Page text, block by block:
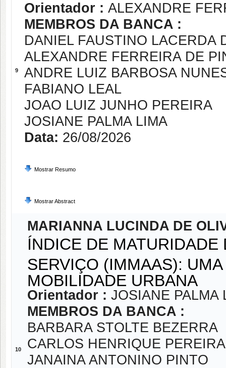
9
Orientador : ALEXANDRE
MEMBROS DA BANCA :
DANIEL FAUSTINO LACERDA
ALEXANDRE FERREIRA DE
ANDRE LUIZ BARBOSA
FABIANO LEAL
JOAO LUIZ JUNHO PEREIRA
JOSIANE PALMA LIMA
Data: 26/08/2026
Mostrar Resumo
Mostrar Abstract
10
MARIANNA LUCINDA DE
ÍNDICE DE
SERVIÇO (IMMAAS):
MOBILIDADE URBANA
Orientador : JOSIANE PALMA
MEMBROS DA BANCA :
BARBARA STOLTE BEZERRA
CARLOS HENRIQUE
JANAINA ANTONINO PINTO